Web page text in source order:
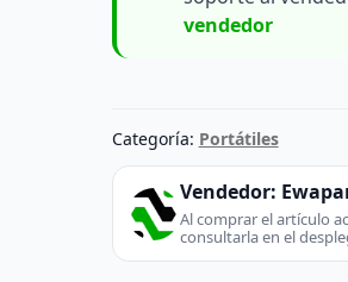
vendedor
Categoría: Portátiles
Vendedor:
Al comprar el artículo
consultarla en el